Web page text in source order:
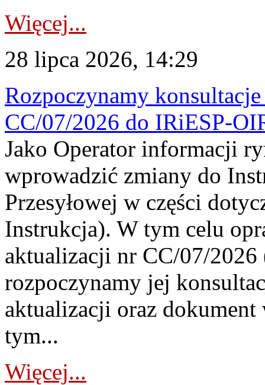
Więcej...
28 lipca 2026, 14:29
Rozpoczynamy
CC/07/2026 do IRiESP-
Jako Operator informacji
wprowadzić zmiany do
Przesyłowej w części
Instrukcja). W tym celu
aktualizacji nr CC/07/
rozpoczynamy jej
aktualizacji oraz
tym...
Więcej...